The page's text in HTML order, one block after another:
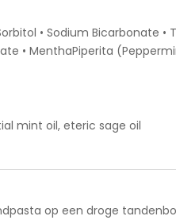
• Sodium Bicarbonate
• MenthaPiperita
mint oil, eteric sage oil
op een droge